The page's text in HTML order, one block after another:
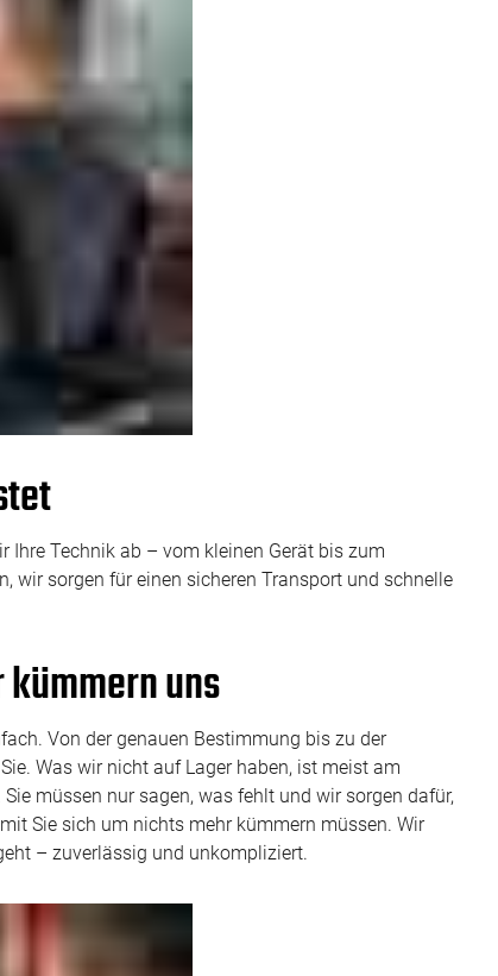
Ihre Technik ab – vom kleinen Gerät bis zum
wir sorgen für einen sicheren Transport und schnelle
uns
Von der genauen Bestimmung bis zu der
Was wir nicht auf Lager haben, ist meist am
müssen nur sagen, was fehlt und wir sorgen dafür,
Sie sich um nichts mehr kümmern müssen. Wir
– zuverlässig und unkompliziert.